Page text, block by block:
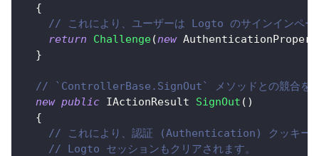
{
// これにより、ユーザーは Logto のサインインペー
return
Challenge(new
}
// `ControllerBase.SignOut` メソッドとの競合を避
new public IActionResult SignOut ( )
{
// これにより、認証 (Authentication) クッキーが
// Logto セッションもクリアされます。